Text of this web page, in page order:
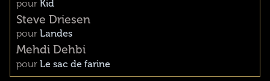
pour Kid
Steve Driesen
pour Landes
Mehdi Dehbi
pour Le sac de farine